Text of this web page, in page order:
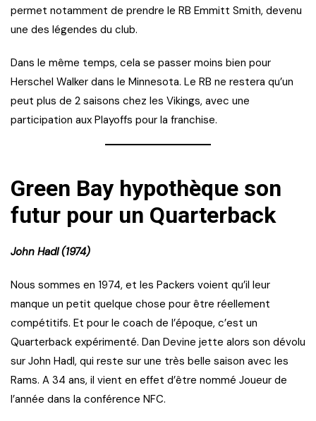
permet notamment de prendre le RB Emmitt Smith, devenu
une des légendes du club.
Dans le même temps, cela se passer moins bien pour
Herschel Walker dans le Minnesota. Le RB ne restera qu’un
peut plus de 2 saisons chez les Vikings, avec une
participation aux Playoffs pour la franchise.
Green Bay hypothèque son
futur pour un Quarterback
John Hadl (1974)
Nous sommes en 1974, et les Packers voient qu’il leur
manque un petit quelque chose pour être réellement
compétitifs. Et pour le coach de l’époque, c’est un
Quarterback expérimenté. Dan Devine jette alors son dévolu
sur John Hadl, qui reste sur une très belle saison avec les
Rams. A 34 ans, il vient en effet d’être nommé Joueur de
l’année dans la conférence NFC.